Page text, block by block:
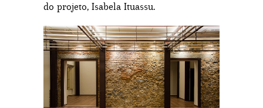
do projeto, Isabela Ituassu.